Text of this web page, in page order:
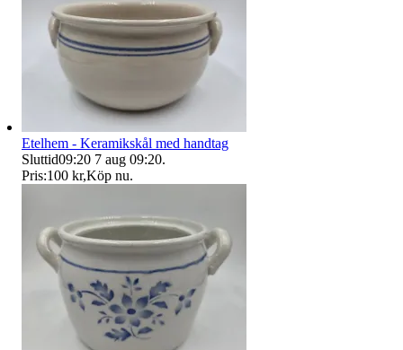
Etelhem - Keramikskål med handtag
Sluttid09:20 7 aug 09:20.
Pris:100 kr,Köp nu.